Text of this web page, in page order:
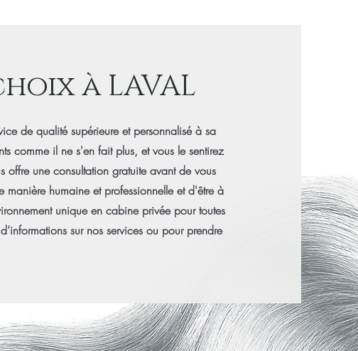
à LAVAL
de qualité supérieure et personnalisé à sa
comme il ne s'en fait plus, et vous le sentirez
offre une consultation gratuite avant de vous
humaine et professionnelle et d'être à
unique en cabine privée pour toutes
sur nos services ou pour prendre